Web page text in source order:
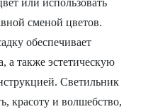
или использовать
сменой цветов.
обеспечивает
а также эстетическую
Светильник
красоту и волшебство,